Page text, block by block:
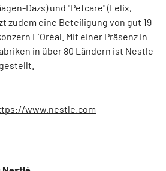
Dazs) und "Petcare" (Felix,
zudem eine Beteiligung von gut 19
L´Oréal. Mit einer Präsenz in
in über 80 Ländern ist Nestle
www.nestle.com